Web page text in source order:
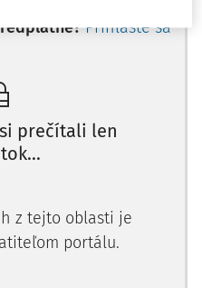
rok je
Prihláste sa
prečítali len
z tejto oblasti je
portálu.